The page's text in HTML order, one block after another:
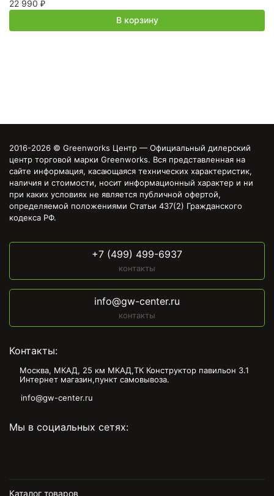
22 990 ₽
В корзину
2016-2026 © Greenworks Центр — Официальный дилерский
центр торговой марки Greenworks. Вся представленная на
сайте информация, касающаяся технических характеристик,
наличия и стоимости, носит информационный характер и ни
при каких условиях не является публичной офертой,
определяемой положениями Статьи 437(2) Гражданского
кодекса РФ.
+7 (499) 499-6937
контакты
info@gw-center.ru
контакты
Контакты:
Москва, МКАД, 25 км МКАД,ТК Конструктор павильон З.1
Интернет магазин,пункт самовывоза.
info@gw-center.ru
Мы в социальных сетях:
Каталог товаров